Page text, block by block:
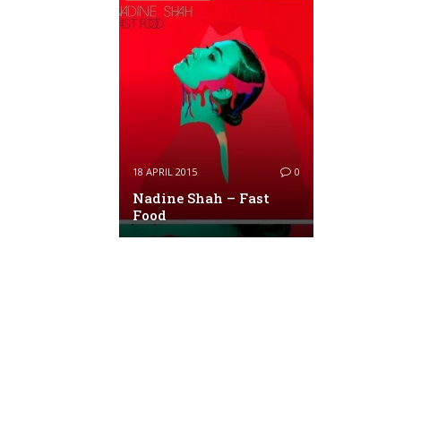
18 APRIL 2015 0
Nadine Shah – Fast
Food